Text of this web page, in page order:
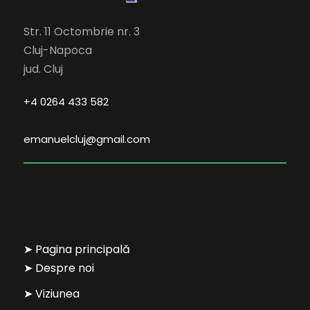
Str. 11 Octombrie nr. 3
Cluj-Napoca
jud. Cluj
+4 0264 433 582
emanuelcluj@gmail.com
➤ Pagina principală
➤ Despre noi
➤ Viziunea